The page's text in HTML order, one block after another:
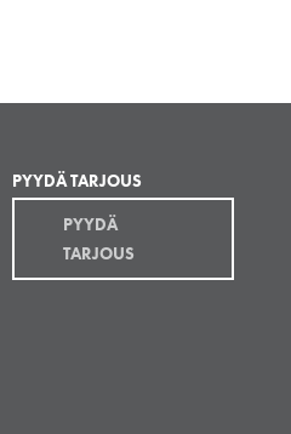
PYYDÄ TARJOUS
PYYDÄ
TARJOUS